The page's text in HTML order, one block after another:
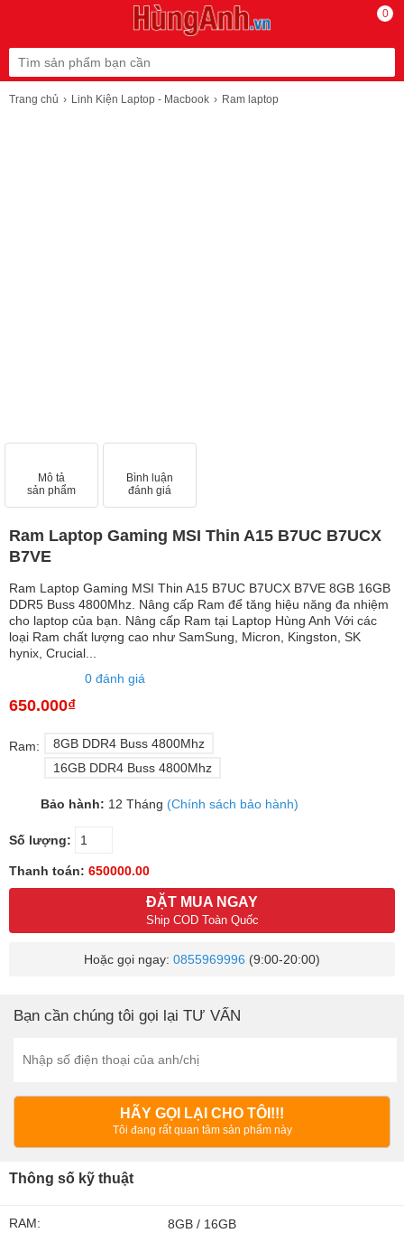
0
Trang chủ Linh Kiện Laptop - Macbook Ram laptop
Mô tả
sản phẩm
Bình luận
đánh giá
Ram Laptop Gaming MSI Thin A15 B7UC B7UCX
B7VE
Ram Laptop Gaming MSI Thin A15 B7UC B7UCX B7VE 8GB 16GB
DDR5 Buss 4800Mhz. Nâng cấp Ram để tăng hiệu năng đa nhiệm
cho laptop của bạn. Nâng cấp Ram tại Laptop Hùng Anh Với các
loại Ram chất lượng cao như SamSung, Micron, Kingston, SK
hynix, Crucial...
0 đánh giá
650.000₫
Ram:
8GB DDR4 Buss 4800Mhz
16GB DDR4 Buss 4800Mhz
Bảo hành: 12 Tháng (Chính sách bảo hành)
Số lượng:
Thanh toán: 650000.00
ĐẶT MUA NGAY
Ship COD Toàn Quốc
Hoặc gọi ngay: 0855969996 (9:00-20:00)
Bạn cần chúng tôi gọi lại TƯ VẤN
HÃY GỌI LẠI CHO TÔI!!!
Tôi đang rất quan tâm sản phẩm này
Thông số kỹ thuật
RAM: 8GB / 16GB